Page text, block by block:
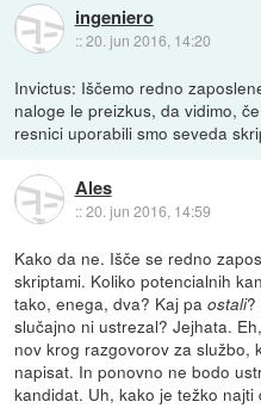
ingeniero
::20. jun 2016, 14:20
Invictus: Iščemo redno
naloge le preizkus, da vidimo,
resnici uporabili smo seveda
Ales
::20. jun 2016, 14:59
Kako da ne. Išče se redno
skriptami. Koliko potencialnih
tako, enega, dva? Kaj paostali?
slučajno ni ustrezal? Jejhata.
nov krog razgovorov za službo,
napisat. In ponovno ne bodo
kandidat. Uh, kako je težko najti